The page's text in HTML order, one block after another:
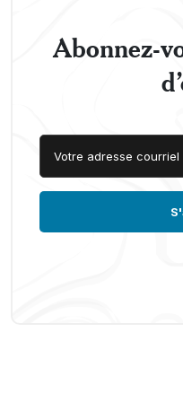
Abonnez-